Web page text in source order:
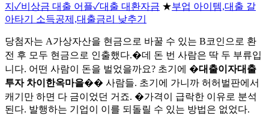
지✓비상금 대출 어플✓대출 대환자금 ★부업 아이템,대출 갈
아타기 소득공제,대출금리 낮추기
당첨자는 A가상자산을 현금으로 바꿀 수 있는 B코인으로 환
전 후 모두 현금으로 인출했다.�데 돈 번 사람은 딱 두 부류입
니다. 어떤 사람이 돈을 벌었을까요? 초기에 �대출이자대출
투자 차이한옥마을�� 사람들. 초기에 가니까 허허벌판에서
캐기만 하면 다 금이었던 거죠. �가격이 급락한 이유로 분석
된다. 발행하는 기업이 이를 되돌릴 수 있는 방법은 없었다.